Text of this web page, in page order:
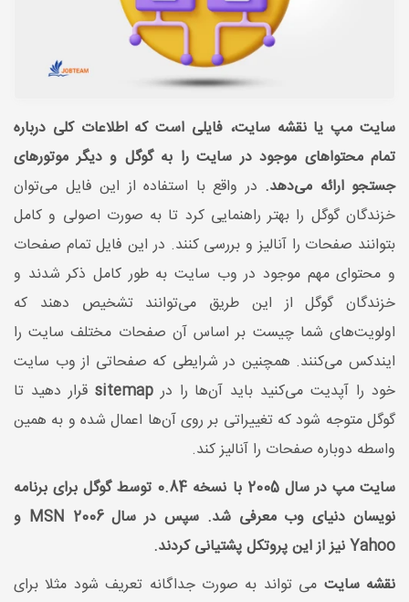
سایت مپ یا نقشه سایت، فایلی است که اطلاعات کلی درباره
تمام محتوا‌های موجود در سایت را به گوگل و دیگر موتورهای
جستجو ارائه می‌دهد. در واقع با استفاده از این فایل می‌توان
خزندگان گوگل را بهتر راهنمایی کرد تا به صورت اصولی و کامل
بتوانند صفحات را آنالیز و بررسی کنند. در این فایل تمام صفحات
و محتوای مهم موجود در وب سایت به طور کامل ذکر شدند و
خزندگان گوگل از این طریق می‌توانند تشخیص دهند که
اولویت‌های شما چیست بر اساس آن صفحات مختلف سایت را
ایندکس می‌کنند. همچنین در شرایطی که صفحاتی از وب سایت
خود را آپدیت می‌کنید باید آن‌ها را درsitemap قرار دهید تا
گوگل متوجه شود که تغییراتی بر روی آن‌ها اعمال شده و به همین
واسطه دوباره صفحات را آنالیز کند.
سایت مپ در سال 2005 با نسخه 0.84 توسط گوگل برای برنامه
نویسان دنیای وب معرفی شد. سپس در سال 2006 MSN و
Yahoo نیز از این پروتکل پشتیانی کردند.
نقشه سایت می تواند به صورت جداگانه تعریف شود مثلا برای